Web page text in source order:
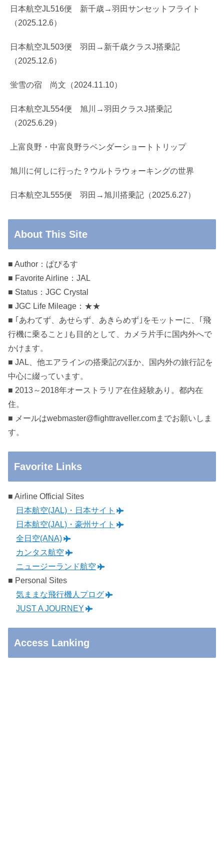
日本航空JL516便 新千歳→羽田サンセットフライト
（2025.12.6）
日本航空JL503便 羽田→新千歳クラスJ搭乗記
（2025.12.6）
蛍雪の宿 尚文（2024.11.10）
日本航空JL554便 旭川→羽田クラスJ搭乗記
（2025.6.29）
上富良野・中富良野ラベンダーショートトリップ
旭川に何しに行った？ウルトラウォーキングの世界
日本航空JL555便 羽田→旭川搭乗記（2025.6.27）
About This Site
■ Author：ぱぴるす
■ Favorite Airline：JAL
■ Status：JGC Crystal
■ JGC Life Mileage：★★
■ ｢あわてず、あせらず、あきらめず｣をモットーに、｢飛
行機に乗ること｣も目的として、カメラ片手に国内外へで
かけます。
■ JAL、他エアラインの搭乗記のほか、国内外の旅行記を
中心に綴っています。
■ 2013～2018年オーストラリア在住経験あり。都内在
住。
■ メールはwebmaster@flighttraveller.comまでお願いしま
す。
Favorite Links
■ Airline Official Sites
日本航空(JAL)・日本サイト
日本航空(JAL)・豪州サイト
全日空(ANA)
カンタス航空
ニュージーランド航空
■ Personal Sites
気ままな飛行機人プログ
JUST A JOURNEY
Access Lanking